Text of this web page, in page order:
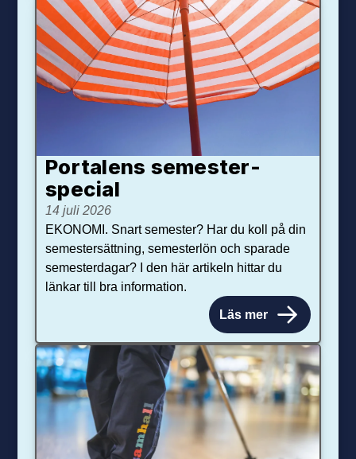
Portalens semester­
special
14 juli 2026
EKONOMI. Snart semester? Har du koll på din
semestersättning, semesterlön och sparade
semesterdagar? I den här artikeln hittar du
länkar till bra information.
Läs mer